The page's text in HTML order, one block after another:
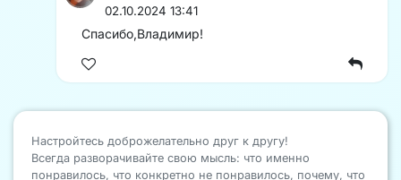
02.10.2024 13:41
Спасибо,Владимир!
Настройтесь доброжелательно друг к другу!
Всегда разворачивайте свою мысль: что именно
понравилось, что конкретно не понравилось, почему, что